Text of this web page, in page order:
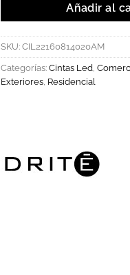
Añadir al
SKU: CIL22160814020AM
Categorías: Cintas Led
Exteriores Residencial